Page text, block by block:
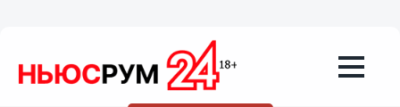
показаний газового счетчика более
всего интересовали нижегородцев на
минувшей неделе